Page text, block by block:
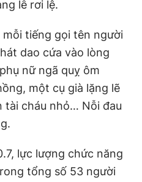
lễ rơi lệ.
tiếng gọi tên người
dao cứa vào lòng
nữ ngã quỵ ôm
một cụ già lặng lẽ
tài cháu nhỏ… Nỗi đau
lực lượng chức năng
tổng số 53 người